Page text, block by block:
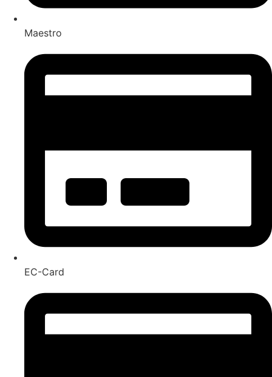
Maestro
EC-Card